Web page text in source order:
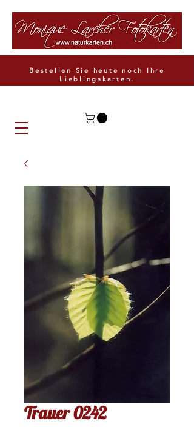
Bestellen Sie heute noch Ihre
Lieblingskarten.
Trauer 0242